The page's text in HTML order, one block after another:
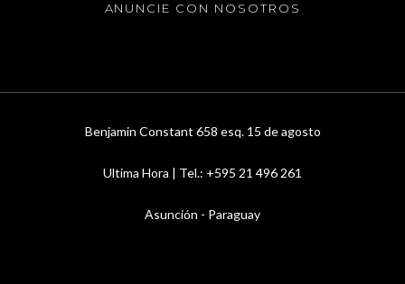
ANUNCIE CON NOSOTROS
Benjamin Constant 658 esq. 15 de agosto
Ultima Hora | Tel.: +595 21 496 261
Asunción - Paraguay